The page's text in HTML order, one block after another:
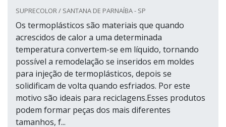
SUPRECOLOR / SANTANA DE PARNAÍBA - SP
Os termoplásticos são materiais que quando
acrescidos de calor a uma determinada
temperatura convertem-se em líquido, tornando
possível a remodelação se inseridos em moldes
para injeção de termoplásticos, depois se
solidificam de volta quando esfriados. Por este
motivo são ideais para reciclagens.Esses produtos
podem formar peças dos mais diferentes
tamanhos, f...